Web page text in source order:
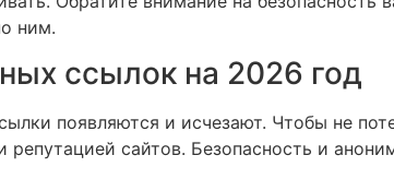
ним.
ссылок на 2026 год
появляются и исчезают. Чтобы не
сайтов. Безопасность и